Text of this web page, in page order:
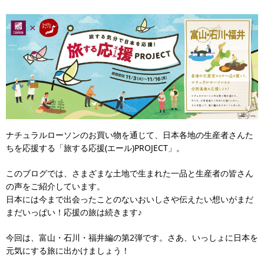
ナチュラルローソンのお買い物を通じて、日本各地の生産者さんた
ちを応援する「旅する応援(エール)PROJECT」。
このブログでは、さまざまな土地で生まれた一品と生産者の皆さん
の声をご紹介しています。
日本には今まで出会ったことのないおいしさや伝えたい想いがまだ
まだいっぱい！応援の旅は続きます♪
今回は、富山・石川・福井編の第2弾です。さあ、いっしょに日本を
元気にする旅に出かけましょう！